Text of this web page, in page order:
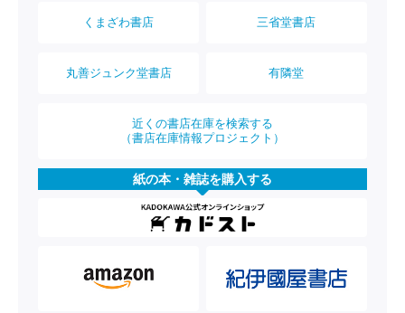
くまざわ書店 三省堂書店
丸善ジュンク堂書店 有隣堂
近くの書店在庫を検索する
（書店在庫情報プロジェクト）
紙の本・雑誌を購入する